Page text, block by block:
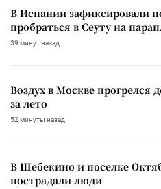
В Испании зафиксировали
пробраться в Сеуту на
39 минут назад
Воздух в Москве прогрелся
за лето
52 минуты назад
В Шебекино и поселке
пострадали люди